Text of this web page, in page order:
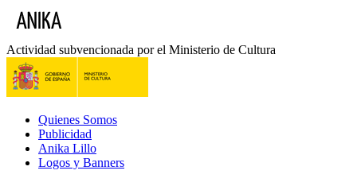
Actividad subvencionada por el Ministerio de Cultura
Quienes Somos
Publicidad
Anika Lillo
Logos y Banners